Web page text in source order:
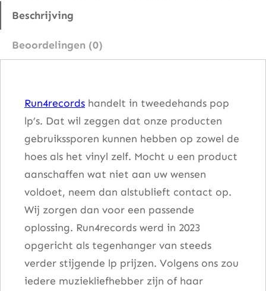
r
Beschrijving
Beoordelingen (0)
Run4records handelt in tweedehands pop
lp’s. Dat wil zeggen dat onze producten
gebruikssporen kunnen hebben op zowel de
hoes als het vinyl zelf. Mocht u een product
aanschaffen wat niet aan uw wensen
voldoet, neem dan alstublieft contact op.
Wij zorgen dan voor een passende
oplossing. Run4records werd in 2023
opgericht als tegenhanger van steeds
verder stijgende lp prijzen. Volgens ons zou
iedere muziekliefhebber zijn of haar